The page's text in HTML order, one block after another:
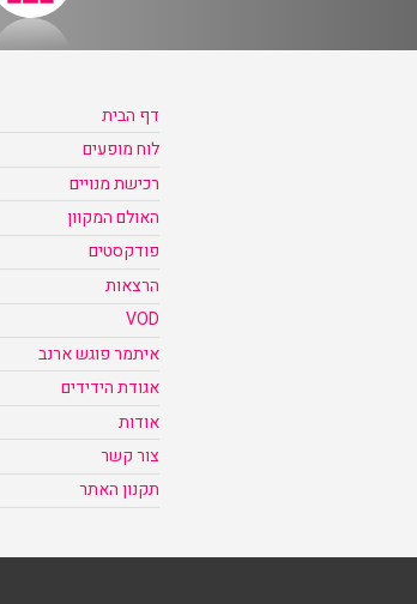
דף הבית
לוח מופעים
רכישת מנויים
האולם המקוון
פודקסטים
הרצאות
VOD
איתמר פוגש ארנב
אגודת הידידים
אודות
צור קשר
תקנון האתר